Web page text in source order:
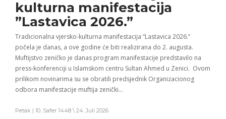
kulturna manifestacija
”Lastavica 2026.”
Tradicionalna vjersko-kulturna manifestacija “Lastavica 2026.”
počela je danas, a ove godine će biti realizirana do 2. augusta.
Muftijstvo zeničko je danas program manifestacije predstavilo na
press-konferenciji u Islamskom centru Sultan Ahmed u Zenici. Ovom
prilikom novinarima su se obratili predsjednik Organizacionog
odbora manifestacije muftija zenički…
Petak | 10. Safer 1448 \ 24. Juli 2026